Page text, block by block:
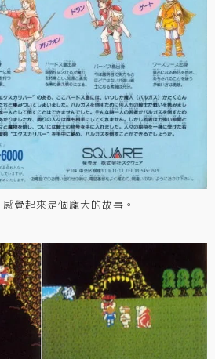
覺起來是個龐大的故事。